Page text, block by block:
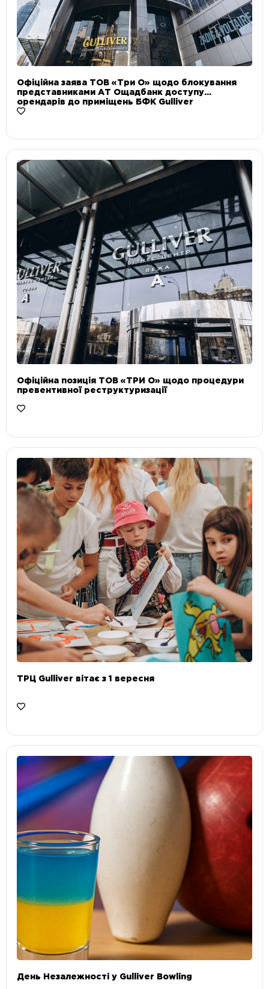
Офіційна заява ТОВ «Три О» щодо блокування
представниками АТ Ощадбанк доступу
орендарів до приміщень БФК Gulliver
Офіційна позиція ТОВ «ТРИ О» щодо процедури
превентивної реструктуризації
ТРЦ Gulliver вітає з 1 вересня
День Незалежності у Gulliver Bowling